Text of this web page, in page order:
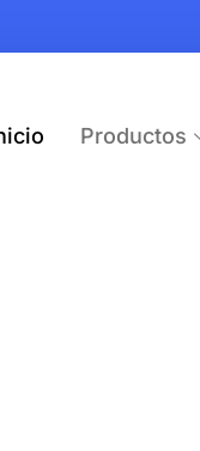
Productos